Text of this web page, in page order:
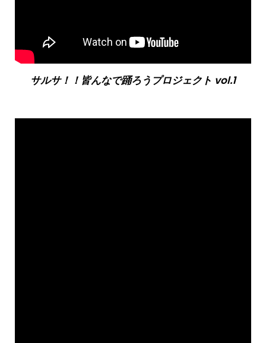
サルサ！！皆んなで踊ろうプロジェクト vol.1